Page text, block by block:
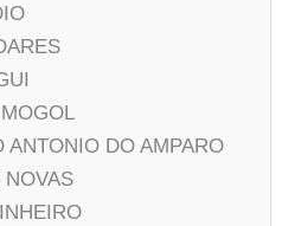
ANTONIO DO AMPARO
NOVAS